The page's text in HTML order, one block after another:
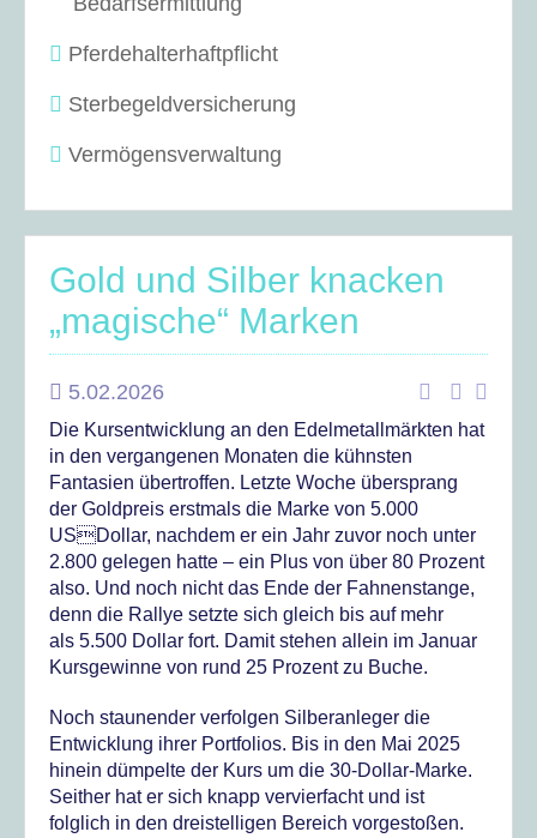
Pferdehalterhaftpflicht
Sterbegeldversicherung
Vermögensverwaltung
Gold und Silber knacken
„magische“ Marken
5.02.2026
Die Kursentwicklung an den Edelmetallmärkten hat
in den vergangenen Monaten die kühnsten
Fantasien übertroffen. Letzte Woche übersprang
der Goldpreis erstmals die Marke von 5.000
USDollar, nachdem er ein Jahr zuvor noch unter
2.800 gelegen hatte – ein Plus von über 80 Prozent
also. Und noch nicht das Ende der Fahnenstange,
denn die Rallye setzte sich gleich bis auf mehr
als 5.500 Dollar fort. Damit stehen allein im Januar
Kursgewinne von rund 25 Prozent zu Buche.
Noch staunender verfolgen Silberanleger die
Entwicklung ihrer Portfolios. Bis in den Mai 2025
hinein dümpelte der Kurs um die 30-Dollar-Marke.
Seither hat er sich knapp vervierfacht und ist
folglich in den dreistelligen Bereich vorgestoßen.